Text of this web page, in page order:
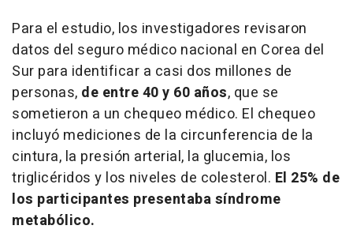
Para el estudio, los investigadores revisaron
datos del seguro médico nacional en Corea del
Sur para identificar a casi dos millones de
personas, de entre 40 y 60 años, que se
sometieron a un chequeo médico. El chequeo
incluyó mediciones de la circunferencia de la
cintura, la presión arterial, la glucemia, los
triglicéridos y los niveles de colesterol. El 25% de
los participantes presentaba síndrome
metabólico.